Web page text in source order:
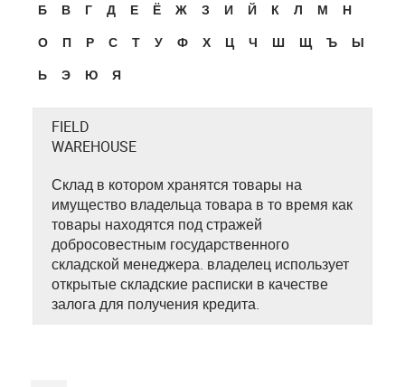
Б
В Г Д Е Ё Ж З И Й К Л М
Н
О
П Р С Т У Ф Х Ц Ч Ш Щ Ъ
Ы
Ь
Э Ю Я
FIELD
WAREHOUSE
Склад в котором хранятся товары на
имущество владельца товара в то время как
товары находятся под стражей
добросовестным государственного
складской менеджера. владелец использует
открытые складские расписки в качестве
залога для получения кредита.